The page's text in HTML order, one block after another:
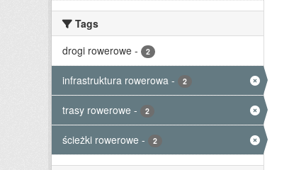
Tags
drogi rowerowe - 2
infrastruktura rowerowa - 2
trasy rowerowe - 2
ścieżki rowerowe - 2